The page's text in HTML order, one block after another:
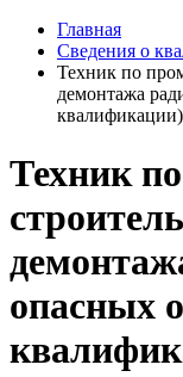
Главная
Сведения о
Техник по
демонтажа
квалификации)
Техник
опасных